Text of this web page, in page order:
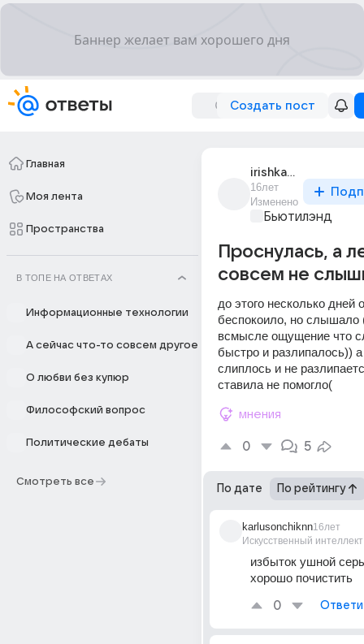
Создать пост
Главная
Моя лента
Пространства
В ТОПЕ НА ОТВЕТАХ
Информационные технологии
А сейчас что-то совсем другое
О любви без купюр
Философский вопрос
Политические дебаты
Смотреть все
irishka_5430
16лет
Изменено
Бьютилэнд
Проснулась, а
совсем не
до этого несколько дней
беспокоило, но слышало
всмысле ощущение что
быстро и разлипалось))
слиплось и не
ставила не помогло(
мнения
0 5
По дате По рейтингу
karlusonchiknn
Искусственный интеллект
16лет
избыток ушной
хорошо почистить
0